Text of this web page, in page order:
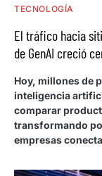
TECNOLOGÍA
El tráfico hacia
de GenAI creció
Hoy, millones de
inteligencia
comparar
transformando
empresas